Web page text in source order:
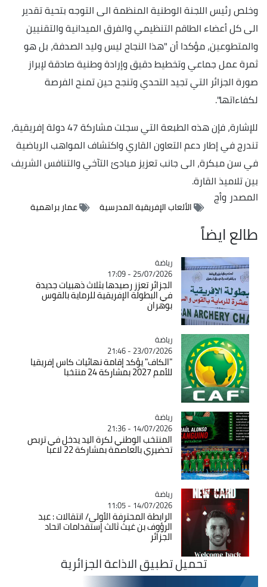
وخلص رئيس اللجنة الوطنية المنظمة الى التوجه بتحية تقدير
الى كل أعضاء الطاقم التنظيمي والفرق الميدانية والتقنيين
والمتطوعين، مؤكدا أن "هذا النجاح ليس وليد الصدفة، بل هو
ثمرة عمل جماعي وتخطيط دقيق وإرادة وطنية صادقة لإبراز
صورة الجزائر التي تجيد التحدي وتنجح حين تمنح الفرصة
لكفاءاتها".
للإشارة، فإن هذه الطبعة التي سجلت مشاركة 47 دولة إفريقية،
تندرج في إطار دعم التعاون القاري واكتشاف المواهب الرياضية
في سن مبكرة، الى جانب تعزيز مبادئ التآخي والتنافس الشريف
بين تلاميذ القارة.
المصدروأج
الألعاب الإفريقية المدرسية عمار براهمية
طالع ايضاً
Catégorie
رياضة
25/07/2026 - 17:09
الجزائر تعزز رصيدها بثلاث ذهبيات جديدة
في البطولة الإفريقية للرماية بالقوس
بوهران
Catégorie
رياضة
23/07/2026 - 21:46
"الكاف" يؤكد إقامة نهائيات كاس إفريقيا
للأمم 2027 بمشاركة 24 منتخبا
Catégorie
رياضة
14/07/2026 - 21:36
المنتخب الوطني لكرة اليد يدخل في تربص
تحضيري بالعاصمة بمشاركة 22 لاعبا
Catégorie
رياضة
14/07/2026 - 11:05
الرابطة المحترفة الأولى/ انتقالات : عبد
الرؤوف بن غيث ثالث إستقدامات اتحاد
الجزائر
تحميل تطبيق الاذاعة الجزائرية